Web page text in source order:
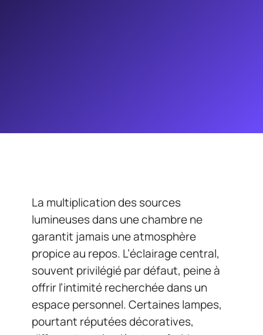
La multiplication des sources
lumineuses dans une chambre ne
garantit jamais une atmosphère
propice au repos. L’éclairage central,
souvent privilégié par défaut, peine à
offrir l’intimité recherchée dans un
espace personnel. Certaines lampes,
pourtant réputées décoratives,